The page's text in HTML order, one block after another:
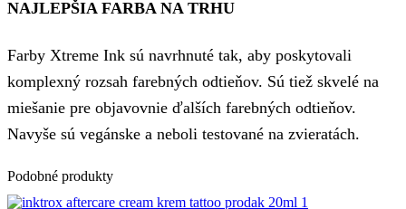
NAJLEPŠIA FARBA NA TRHU
Farby Xtreme Ink sú navrhnuté tak, aby poskytovali
komplexný rozsah farebných odtieňov. Sú tiež skvelé na
miešanie pre objavovnie ďalších farebných odtieňov.
Navyše sú vegánske a neboli testované na zvieratách.
Podobné produkty